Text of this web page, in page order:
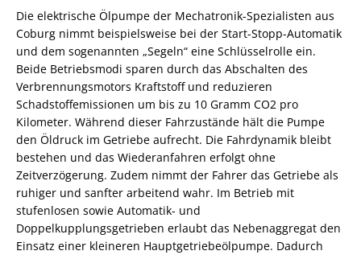
Die elektrische Ölpumpe der Mechatronik-Spezialisten aus
Coburg nimmt beispielsweise bei der Start-Stopp-Automatik
und dem sogenannten „Segeln“ eine Schlüsselrolle ein.
Beide Betriebsmodi sparen durch das Abschalten des
Verbrennungsmotors Kraftstoff und reduzieren
Schadstoffemissionen um bis zu 10 Gramm CO2 pro
Kilometer. Während dieser Fahrzustände hält die Pumpe
den Öldruck im Getriebe aufrecht. Die Fahrdynamik bleibt
bestehen und das Wiederanfahren erfolgt ohne
Zeitverzögerung. Zudem nimmt der Fahrer das Getriebe als
ruhiger und sanfter arbeitend wahr. Im Betrieb mit
stufenlosen sowie Automatik- und
Doppelkupplungsgetrieben erlaubt das Nebenaggregat den
Einsatz einer kleineren Hauptgetriebeölpumpe. Dadurch